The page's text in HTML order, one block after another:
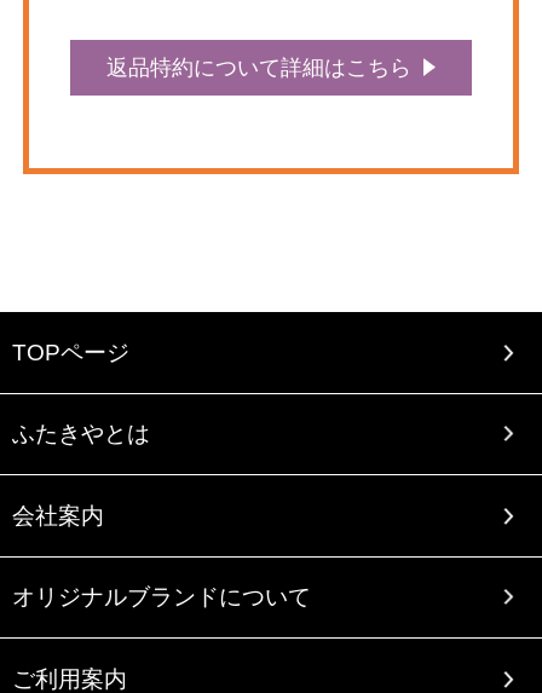
返品特約について詳細はこちら
TOPページ
ふたきやとは
会社案内
オリジナルブランドについて
ご利用案内